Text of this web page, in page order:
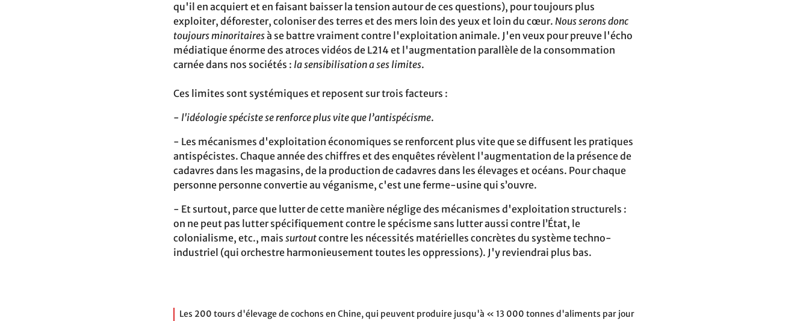
qu'il en acquiert et en faisant baisser la tension autour de ces‬ questions), pour toujours plus
exploiter, déforester, coloniser des terres et‬ des mers loin des yeux et loin du cœur. Nous serons donc
toujours minoritairesà se battre vraiment contre l'exploitation animale. J'en veux pour‬ preuve l'écho
médiatique énorme des atroces vidéos de L214 et‬ l'augmentation parallèle de la consommation
carnée dans nos sociétés : la sensibilisation a ses limites.
Ces limites sont systémiques et‬ reposent sur trois facteurs :
- l'idéologie spéciste se renforce plus vite que l’antispécisme.
- Les mécanismes d'exploitation‬ économiques se renforcent plus vite que se diffusent les pratiques‬
antispécistes. Chaque année des chiffres et des enquêtes révèlent l'augmentation de la présence de
cadavres dans les‬ magasins, de la production de cadavres dans les élevages‬ et océans. Pour chaque
personne personne convertie au véganisme, c'est une ferme-usine qui s’ouvre.
- Et surtout, parce que lutter de cette manière néglige des mécanismes d'exploitation‬ structurels :
on ne peut pas lutter spécifiquement‬ contre le spécisme sans lutter aussi contre l’État, le
colonialisme, etc., mais‬ surtoutcontre les nécessités matérielles concrètes du système‬ techno-
industriel (qui orchestre harmonieusement toutes les‬ oppressions). J'y reviendrai plus bas.‬‬‬‬‬‬‬‬‬‬‬‬‬‬‬‬‬‬‬‬‬‬‬‬‬‬‬‬‬‬‬‬‬‬‬‬‬‬‬‬‬‬‬‬‬‬‬‬‬‬‬‬‬‬‬‬‬
Les 200 tours d'élevage de cochons en Chine, qui peuvent produire jusqu'à « 13 000 tonnes d'aliments par jour